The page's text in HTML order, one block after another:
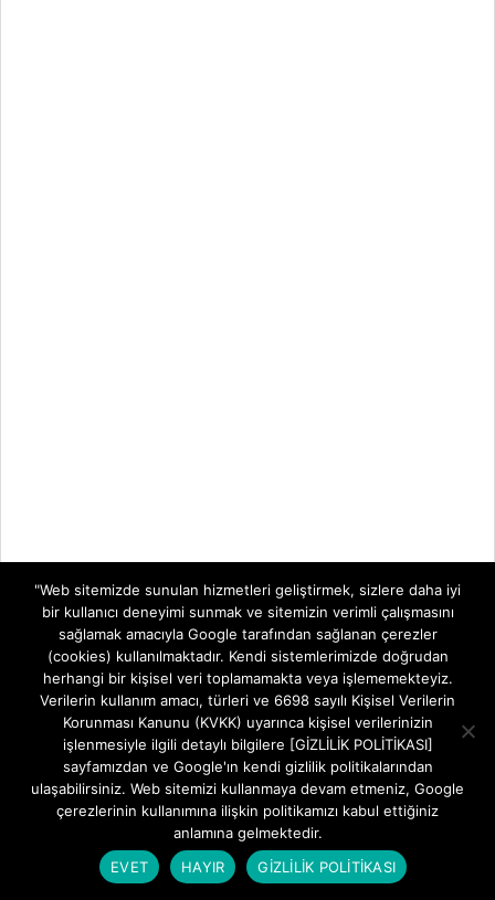
MODEM KURULUMLARI
Aidata WR854GVR AX3000 Wi-Fi Şifre
Değiştirme
BY: FREETEKNOLOJI ON: 5 AĞUSTOS 2026
Aidata WR854GVR AX3000 Modem Kurulumu
IN: MODEM KURULUMLARI
Huawei AX2 Router Kurulumu
"Web sitemizde sunulan hizmetleri geliştirmek, sizlere daha iyi
bir kullanıcı deneyimi sunmak ve sitemizin verimli çalışmasını
sağlamak amacıyla Google tarafından sağlanan çerezler
(cookies) kullanılmaktadır. Kendi sistemlerimizde doğrudan
herhangi bir kişisel veri toplamamakta veya işlememekteyiz.
Verilerin kullanım amacı, türleri ve 6698 sayılı Kişisel Verilerin
Korunması Kanunu (KVKK) uyarınca kişisel verilerinizin
işlenmesiyle ilgili detaylı bilgilere [GİZLİLİK POLİTİKASI]
sayfamızdan ve Google'ın kendi gizlilik politikalarından
ulaşabilirsiniz. Web sitemizi kullanmaya devam etmeniz, Google
çerezlerinin kullanımına ilişkin politikamızı kabul ettiğiniz
anlamına gelmektedir.
EVET
HAYIR GİZLİLİK POLİTİKASI